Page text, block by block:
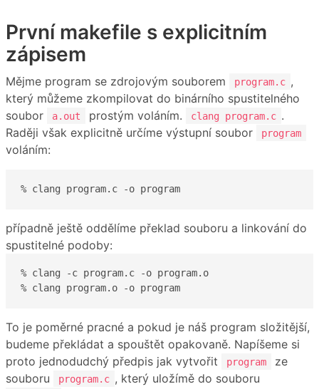
První makefile s explicitním
zápisem
Mějme program se zdrojovým souborem program.c ,
který můžeme zkompilovat do binárního spustitelného
soubor
a.out prostým voláním. clang program.c .
Raději však explicitně určíme výstupní soubor
program
voláním:
% clang program.c -o program
případně ještě oddělíme překlad souboru a linkování do
spustitelné podoby:
% clang -c program.c -o program.o
% clang program.o -o program
To je poměrné pracné a pokud je náš program složitější,
budeme překládat a spouštět opakovaně. Napíšeme si
proto jednodudchý předpis jak vytvořit
program
ze
souboru
program.c , který uložímě do souboru